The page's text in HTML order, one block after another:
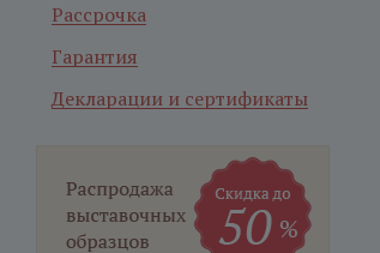
Рассрочка
Гарантия
Декларации и сертификаты